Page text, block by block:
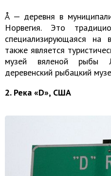
Å — деревня в
Норвегия. Это
специализирующаяся
также является
музей вяленой рыбы
деревенский рыбацкий
2. Река «D», США